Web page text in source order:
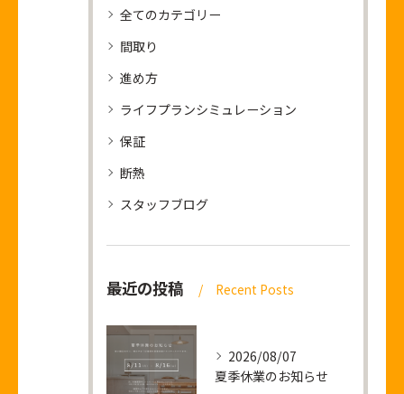
全てのカテゴリー
間取り
進め方
ライフプランシミュレーション
保証
断熱
スタッフブログ
最近の投稿 Recent Posts
2026/08/07
夏季休業のお知らせ